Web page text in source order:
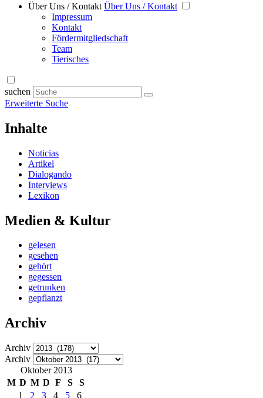
Über Uns / Kontakt Über Uns / Kontakt
Impressum
Kontakt
Fördermitgliedschaft
Team
Tierisches
suchen
Erweiterte Suche
Inhalte
Noticias
Artikel
Dialogando
Interviews
Lexikon
Medien & Kultur
gelesen
gesehen
gehört
gegessen
getrunken
gepflanzt
Archiv
Archiv
Archiv
Oktober 2013
M D M D F S
S
1
2 3 4 5 6